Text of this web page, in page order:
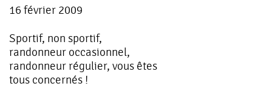
16 février 2009
Sportif, non sportif,
randonneur occasionnel,
randonneur régulier, vous êtes
tous concernés !